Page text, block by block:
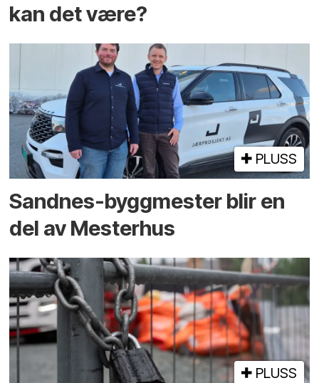
kan det være?
PLUSS
Sandnes-byggmester blir en
del av Mesterhus
PLUSS